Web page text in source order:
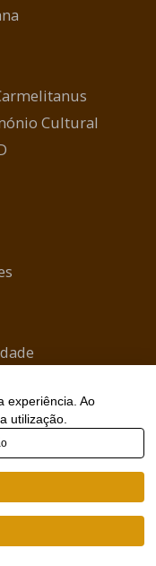
Cultural
Descalços |
experiência. Ao
utilização.